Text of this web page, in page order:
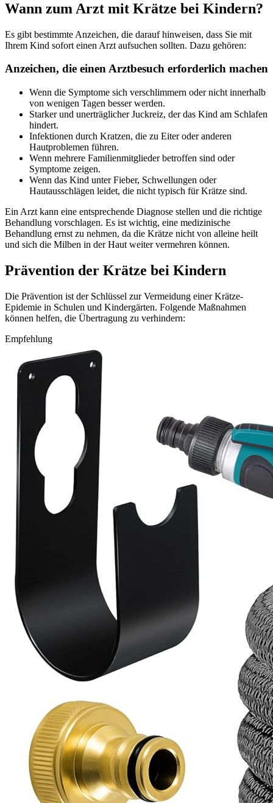
Wann zum Arzt mit Krätze bei Kindern?
Es gibt bestimmte Anzeichen, die darauf hinweisen, dass Sie mit
Ihrem Kind sofort einen Arzt aufsuchen sollten. Dazu gehören:
Anzeichen, die einen Arztbesuch erforderlich machen
Wenn die Symptome sich verschlimmern oder nicht innerhalb
von wenigen Tagen besser werden.
Starker und unerträglicher Juckreiz, der das Kind am Schlafen
hindert.
Infektionen durch Kratzen, die zu Eiter oder anderen
Hautproblemen führen.
Wenn mehrere Familienmitglieder betroffen sind oder
Symptome zeigen.
Wenn das Kind unter Fieber, Schwellungen oder
Hautausschlägen leidet, die nicht typisch für Krätze sind.
Ein Arzt kann eine entsprechende Diagnose stellen und die richtige
Behandlung vorschlagen. Es ist wichtig, eine medizinische
Behandlung ernst zu nehmen, da die Krätze nicht von alleine heilt
und sich die Milben in der Haut weiter vermehren können.
Prävention der Krätze bei Kindern
Die Prävention ist der Schlüssel zur Vermeidung einer Krätze-
Epidemie in Schulen und Kindergärten. Folgende Maßnahmen
können helfen, die Übertragung zu verhindern:
Empfehlung